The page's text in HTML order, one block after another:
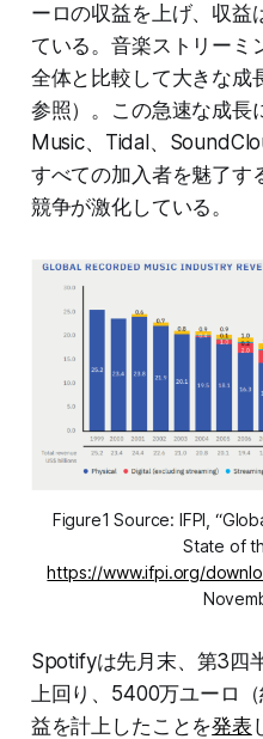
ーロの収益を上げ、収益
ている。音楽ストリーミ
全体と比較して大きな成
参照）。この急速な成
Music、Tidal、
すべての加入者を魅了す
競争が激化している。
Figure1 Source: IFPI,
State of
https://www.ifpi.org/
Spotifyは先月末、第3四
上回り、5400万ユーロ
益を計上したことを発表